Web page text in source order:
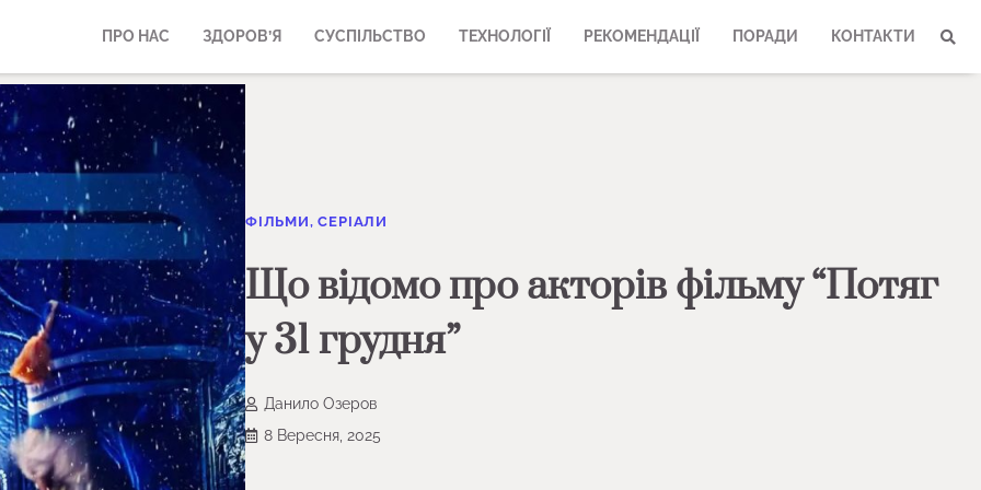
ПРО НАС ЗДОРОВ’Я СУСПІЛЬСТВО ТЕХНОЛОГІЇ РЕКОМЕНДАЦІЇ ПОРАДИ КОНТАКТИ
ФІЛЬМИ, СЕРІАЛИ
Що відомо про акторів фільму “Потяг
у 31 грудня”
Данило Озеров
8 Вересня, 2025